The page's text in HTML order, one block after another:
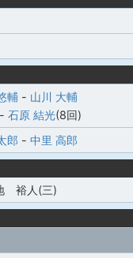
輔 - 山川 大輔
- 石原 結光(8回)
郎 - 中里 高郎
裕人(三)